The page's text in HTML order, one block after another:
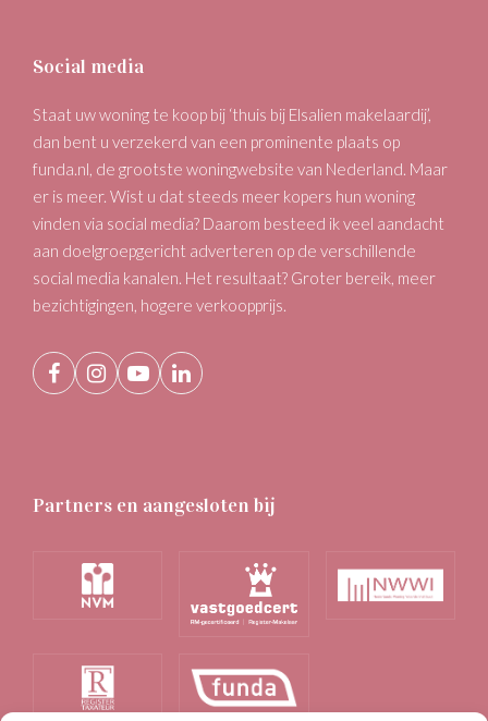
Social media
Staat uw woning te koop bij ‘thuis bij Elsalien makelaardij’,
dan bent u verzekerd van een prominente plaats op
funda.nl, de grootste woningwebsite van Nederland. Maar
er is meer. Wist u dat steeds meer kopers hun woning
vinden via social media? Daarom besteed ik veel aandacht
aan doelgroepgericht adverteren op de verschillende
social media kanalen. Het resultaat? Groter bereik, meer
bezichtigingen, hogere verkoopprijs.
Facebook
Instagram
YouTubeLinkedIn
Partners en aangesloten bij